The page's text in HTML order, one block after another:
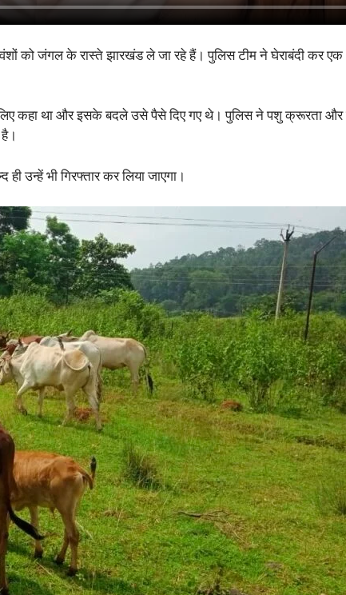
को जंगल के रास्ते झारखंड ले जा रहे हैं। पुलिस टीम ने घेराबंदी कर
कहा था और इसके बदले उसे पैसे दिए गए थे। पुलिस ने पशु क्रूरता और
उन्हें भी गिरफ्तार कर लिया जाएगा।